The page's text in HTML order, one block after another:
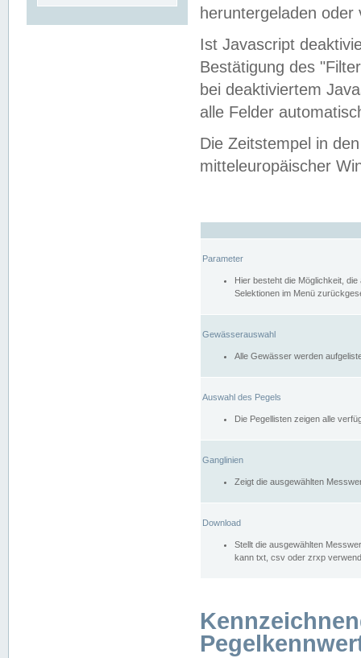
heruntergeladen oder
Ist Javascript
Bestätigung des
bei deaktiviertem
alle Felder
Die Zeitstempel in
mitteleuropäischer
Parameter
Hier besteht die Möglichkeit,
Selektionen im Menü
Gewässerauswahl
Alle Gewässer werden
Auswahl des Pegels
Die Pegellisten zeigen alle
Ganglinien
Zeigt die ausgewählten
Download
Stellt die ausgewählten
kann txt, csv oder zrxp